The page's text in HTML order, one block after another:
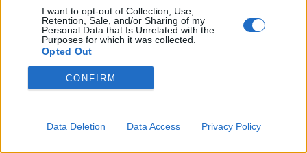
I want to opt-out of Collection, Use,
Retention, Sale, and/or Sharing of my
Personal Data that Is Unrelated with the
Purposes for which it was collected.
Opted Out
CONFIRM
Data Deletion Data Access Privacy Policy
#NEFELEJCS GERGŐ
#SZARKA KÁROLY
#MAKAI MÁTÉ
#GAZICS GYÖRGY
#KOLEK ZSOLT
#ÖT
#JOSEPH HARGITAI